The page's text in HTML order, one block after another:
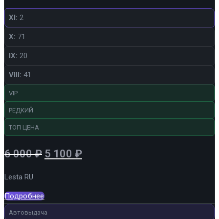
XI: 2
X: 71
IX: 20
VIII: 41
VIP
РЕДКИЙ
ТОП ЦЕНА
6 000₽ Первоначальная
6
000 ₽.
5 100 ₽Текущая
Lesta RU
Подробнее
Автовыдача